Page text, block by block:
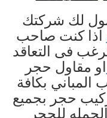
لك شركتك
اذا كنت صاحب
فى التعاقد
او مقاول حجر
بكافة
حجر بجميع
للحجر